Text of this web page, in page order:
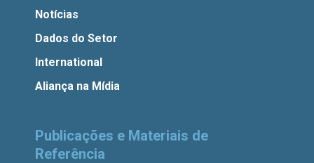
Notícias
Dados do Setor
International
Aliança na Mídia
Publicações e Materiais de
Referência